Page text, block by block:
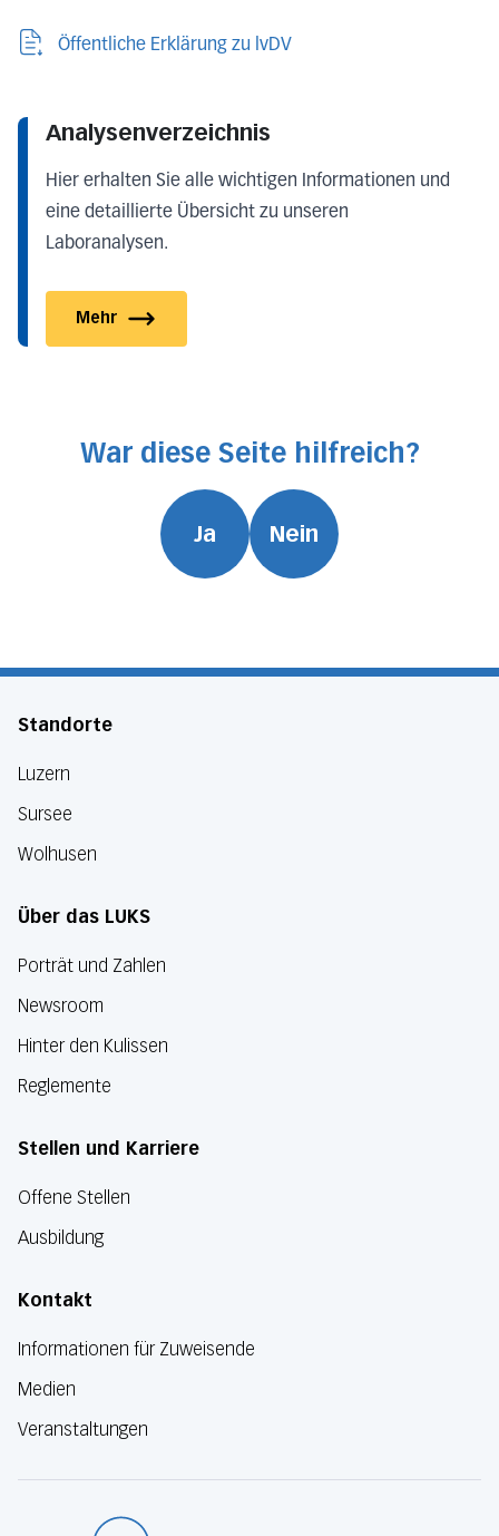
Öffentliche Erklärung zu lvDV
Analysenverzeichnis
Hier erhalten Sie alle wichtigen Informationen und
eine detaillierte Übersicht zu unseren
Laboranalysen.
Mehr
War diese Seite hilfreich?
Ja Nein
Standorte
Luzern
Sursee
Wolhusen
Über das LUKS
Porträt und Zahlen
Newsroom
Hinter den Kulissen
Reglemente
Stellen und Karriere
Offene Stellen
Ausbildung
Kontakt
Informationen für Zuweisende
Medien
Veranstaltungen